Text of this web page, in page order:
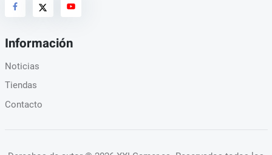
Información
Noticias
Tiendas
Contacto